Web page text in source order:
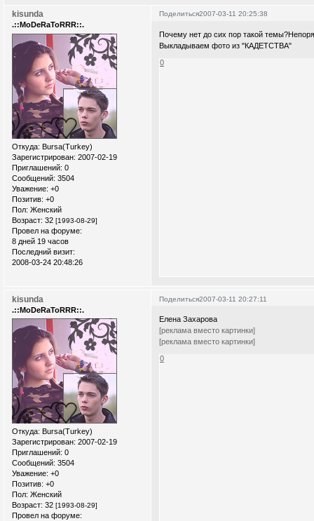
Поделиться2007-03-11 20:25:38
kisunda
.::MoDeRaToRRR::.
Откуда: Bursa(Turkey)
Зарегистрирован: 2007-02-19
Приглашений: 0
Сообщений: 3504
Уважение: +0
Позитив: +0
Пол: Женский
Возраст: 32 [1993-08-29]
Провел на форуме:
8 дней 19 часов
Последний визит:
2008-03-24 20:48:26
Почему нет до сих пор такой
Выкладываем фото из "КАДЕТСТВА"
0
Поделиться2007-03-11 20:27:11
kisunda
.::MoDeRaToRRR::.
Откуда: Bursa(Turkey)
Зарегистрирован: 2007-02-19
Приглашений: 0
Сообщений: 3504
Уважение: +0
Позитив: +0
Пол: Женский
Возраст: 32 [1993-08-29]
Провел на форуме:
Елена Захарова
[реклама вместо картинки]
[реклама вместо картинки]
0